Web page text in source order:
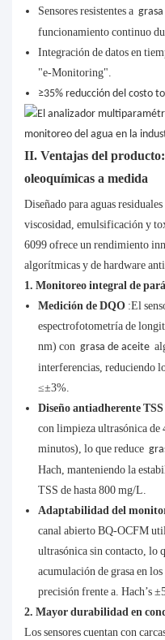
Sensores resistentes a
funcionamiento continuo
Integración de datos en
"e-Monitoring".
≥35% reducción del costo
II. Ventajas del
oleoquímicas a medida
Diseñado para aguas
viscosidad, emulsificación y
6099 ofrece un rendimiento
algorítmicas y de hardware
1. Monitoreo integral de
Medición de DQO :El
espectrofotometría de
nm) con grasa de aceite
interferencias, reduciendo
≤±3%.
Diseño antiadherente TSS
con limpieza ultrasónica de
minutos), lo que reduce
Hach, manteniendo la
TSS de hasta 800 mg/L.
Adaptabilidad del
canal abierto BQ-OCFM
ultrasónica sin contacto, lo
acumulación de grasa en
precisión frente a. Hach’s
2. Mayor durabilidad en
Los sensores cuentan con